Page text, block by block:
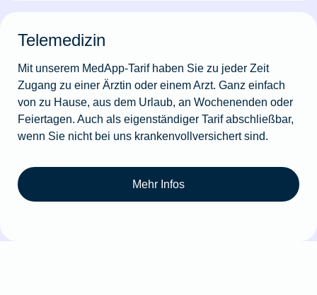
Telemedizin
Mit unserem MedApp-Tarif haben Sie zu jeder Zeit
Zugang zu einer Ärztin oder einem Arzt. Ganz einfach
von zu Hause, aus dem Urlaub, an Wochenenden oder
Feiertagen. Auch als eigenständiger Tarif abschließbar,
wenn Sie nicht bei uns krankenvollversichert sind.
Mehr Infos